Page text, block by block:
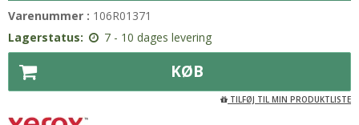
Varenummer : 106R01371
Lagerstatus:
7 - 10 dages levering
KØB
TILFØJ TIL MIN PRODUKTLISTE